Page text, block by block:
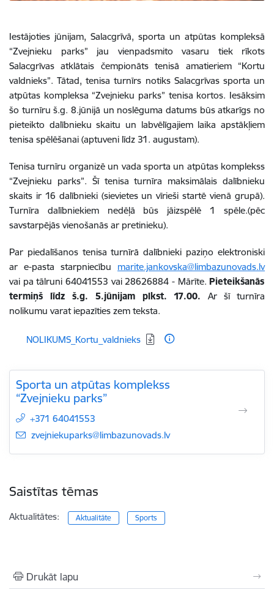
Iestājoties jūnijam, Salacgrīvā, sporta un atpūtas kompleksā
“Zvejnieku parks” jau vienpadsmito vasaru tiek rīkots
Salacgrīvas atklātais čempionāts tenisā amatieriem “Kortu
valdnieks”. Tātad, tenisa turnīrs notiks Salacgrīvas sporta un
atpūtas kompleksa “Zvejnieku parks” tenisa kortos. Iesāksim
šo turnīru š.g. 8.jūnijā un noslēguma datums būs atkarīgs no
pieteikto dalībnieku skaitu un labvēlīgajiem laika apstākļiem
tenisa spēlēšanai (aptuveni līdz 31. augustam).
Tenisa turnīru organizē un vada sporta un atpūtas komplekss
“Zvejnieku parks”. Šī tenisa turnīra maksimālais dalībnieku
skaits ir 16 dalībnieki (sievietes un vīrieši startē vienā grupā).
Turnīra dalībniekiem nedēļā būs jāizspēlē 1 spēle.(pēc
savstarpējās vienošanās ar pretinieku).
Par piedalīšanos tenisa turnīrā dalībnieki paziņo elektroniski
ar e-pasta starpniecību marite.jankovska@limbazunovads.lv
vai pa tālruni 64041553 vai 28626884 - Mārīte.Pieteikšanās
termiņš līdz š.g. 5.jūnijam plkst. 17.00.Ar šī turnīra
nolikumu varat iepazīties zem teksta.
Lejupielādēt:
NOLIKUMS_Kortu_valdnieks
Sporta un atpūtas komplekss
“Zvejnieku parks”
+371 64041553
E-pasts:
zvejniekuparks@limbazunovads.lv
Saistītas tēmas
Aktualitātes: Aktualitāte Sports
Drukāt lapu